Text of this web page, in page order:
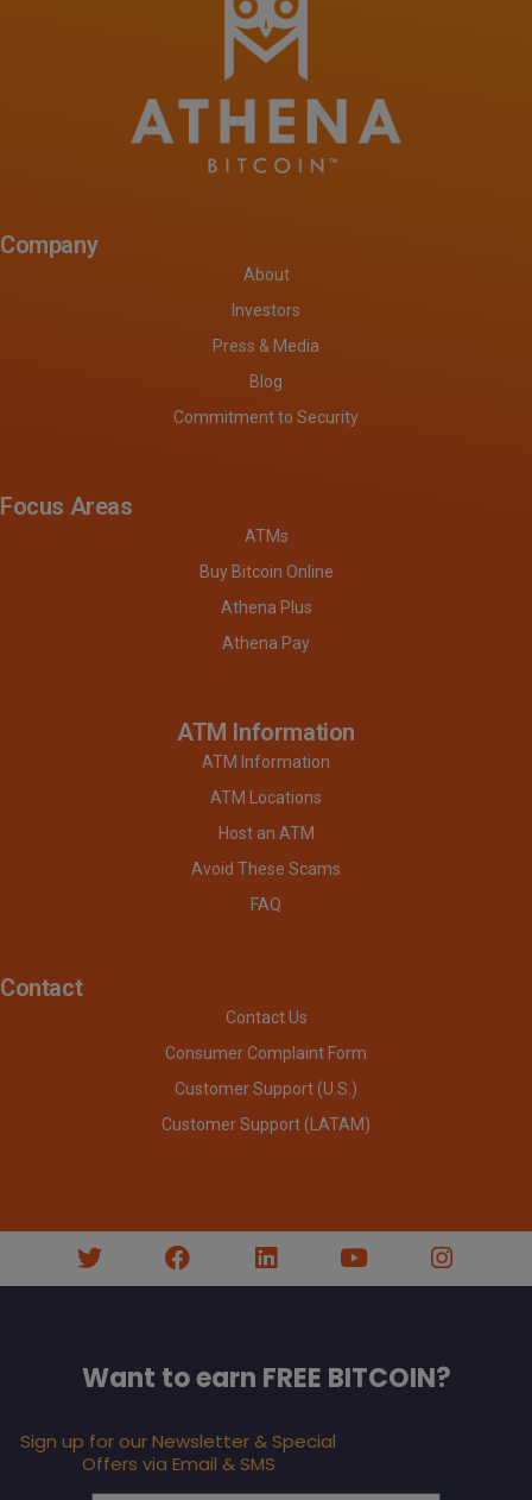
Company
About
Investors
Press & Media
Blog
Commitment to Security
Focus Areas
ATMs
Buy Bitcoin Online
Athena Plus
Athena Pay
ATM Information
ATM Information
ATM Locations
Host an ATM
Avoid These Scams
FAQ
Contact
Contact Us
Consumer Complaint Form
Customer Support (U.S.)
Customer Support (LATAM)
Want to earn FREE BITCOIN?
Sign up for our Newsletter & Special
Offers via Email & SMS